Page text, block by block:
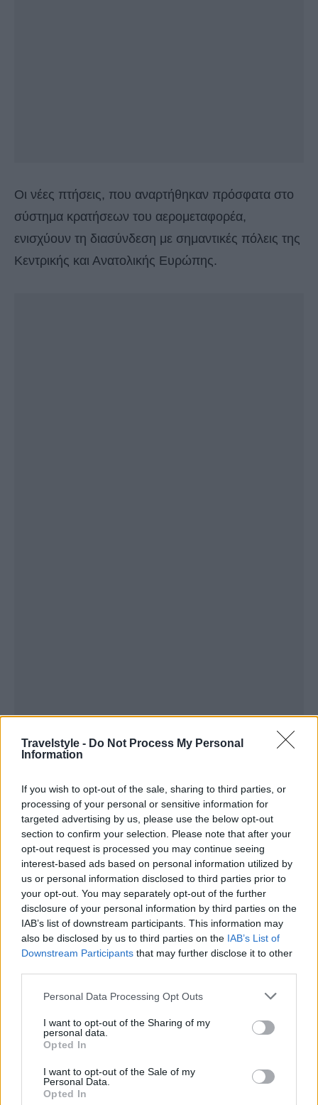
Travelstyle - Do Not Process My Personal
Information
If you wish to opt-out of the sale, sharing to third parties, or
processing of your personal or sensitive information for
targeted advertising by us, please use the below opt-out
section to confirm your selection. Please note that after your
opt-out request is processed you may continue seeing
interest-based ads based on personal information utilized by
us or personal information disclosed to third parties prior to
your opt-out. You may separately opt-out of the further
disclosure of your personal information by third parties on the
IAB’s list of downstream participants. This information may
also be disclosed by us to third parties on the IAB’s List of
Downstream Participants that may further disclose it to other
Please note that this website/app uses one or more Google
not limited to your visit or usage behaviour. You may click to
grant or deny consent to Google and its third-party tags to
use your data for below specified purposes in below Google
consent section.
Personal Data Processing Opt Outs
I want to opt-out of the Sharing of my
personal data.
Opted In
I want to opt-out of the Sale of my
Personal Data.
Opted In
Οι νέες πτήσεις, που αναρτήθηκαν πρόσφατα στο
σύστημα κρατήσεων του αερομεταφορέα,
ενισχύουν τη διασύνδεση με σημαντικές πόλεις της
Κεντρικής και Ανατολικής Ευρώπης.
Τρεις νέες συνδέσεις για την Αθήνα
Η ελληνική πρωτεύουσα υποδέχεται τρία νέα
δρομολόγια: